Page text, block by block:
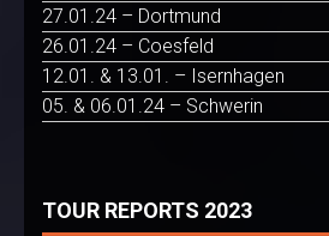
27.01.24 – Dortmund
26.01.24 – Coesfeld
12.01. & 13.01. – Isernhagen
05. & 06.01.24 – Schwerin
TOUR REPORTS 2023